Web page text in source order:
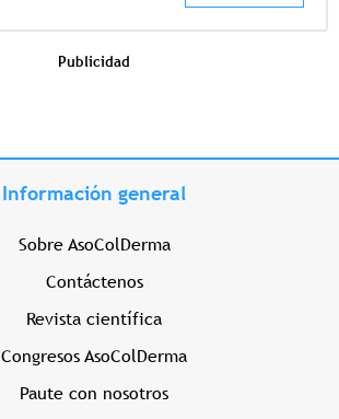
Publicidad
Información general
Sobre AsoColDerma
Contáctenos
Revista científica
Congresos AsoColDerma
Paute con nosotros